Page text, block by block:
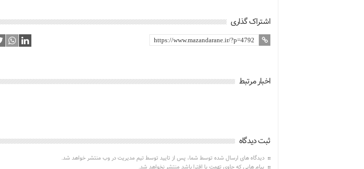
اشتراک گذاری
اخبار مرتبط
ثبت دیدگاه
دیدگاه های ارسال شده توسط شما، پس از تایید توسط تیم مدیریت در وب منتشر خواهد شد.
پیام هایی که حاوی تهمت یا افترا باشد منتشر نخواهد شد.